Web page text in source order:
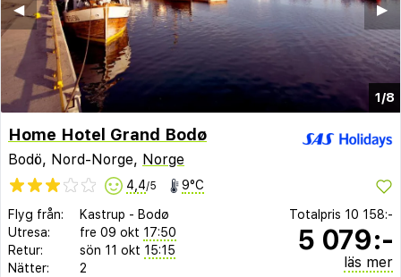
1/8
▶︎
◀︎
Home Hotel Grand Bodø
Bodö, Nord-Norge, Norge
4,4/5 9°C
Flyg från: Kastrup - Bodø
Utresa:
fre 09 okt 17:50
Retur:
sön 11 okt 15:15
Nätter:
2
Totalpris 10 158:-
5 079:-
läs mer